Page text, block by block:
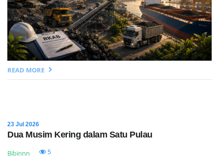
READ MORE
23 Jul 2026
Dua Musim Kering dalam Satu Pulau
Bibinnn 5